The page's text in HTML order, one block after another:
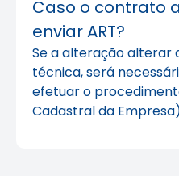
Caso o contrato
enviar ART?
Se a alteração alterar
técnica, será
efetuar o
Cadastral da